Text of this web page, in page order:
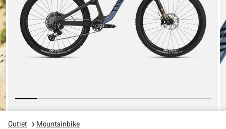
Outlet Mountainbike